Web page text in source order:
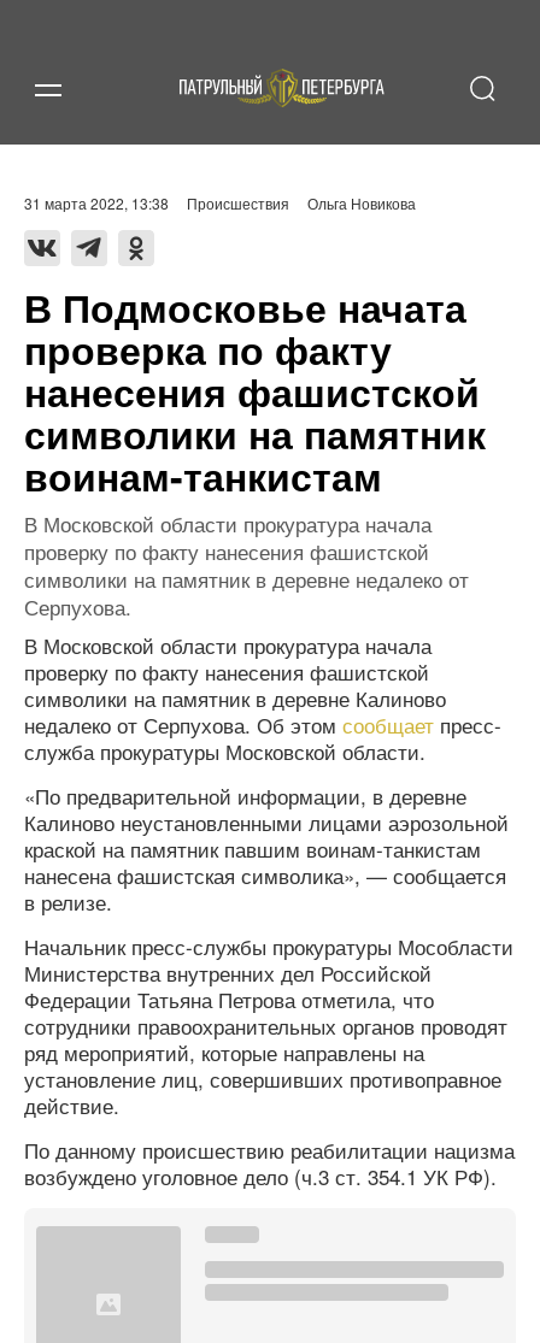
31 марта 2022, 13:38 Происшествия Ольга Новикова
В Подмосковье начата
проверка по факту
нанесения фашистской
символики на памятник
воинам-танкистам
В Московской области прокуратура начала
проверку по факту нанесения фашистской
символики на памятник в деревне недалеко от
Серпухова.
В Московской области прокуратура начала
проверку по факту нанесения фашистской
символики на памятник в деревне Калиново
недалеко от Серпухова. Об этом сообщает пресс-
служба прокуратуры Московской области.
«По предварительной информации, в деревне
Калиново неустановленными лицами аэрозольной
краской на памятник павшим воинам-танкистам
нанесена фашистская символика», — сообщается
в релизе.
Начальник пресс-службы прокуратуры Мособласти
Министерства внутренних дел Российской
Федерации Татьяна Петрова отметила, что
сотрудники правоохранительных органов проводят
ряд мероприятий, которые направлены на
установление лиц, совершивших противоправное
действие.
По данному происшествию реабилитации нацизма
возбуждено уголовное дело (ч.3 ст. 354.1 УК РФ).